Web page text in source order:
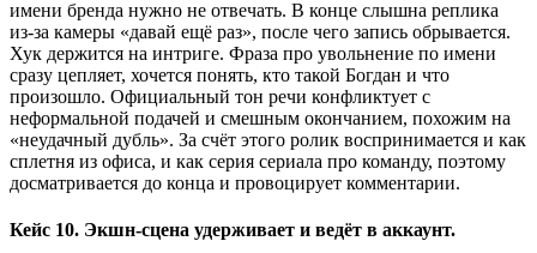
имени бренда нужно не отвечать. В конце слышна реплика
из‑за камеры «давай ещё раз», после чего запись обрывается.
Хук держится на интриге. Фраза про увольнение по имени
сразу цепляет, хочется понять, кто такой Богдан и что
произошло. Официальный тон речи конфликтует с
неформальной подачей и смешным окончанием, похожим на
«неудачный дубль». За счёт этого ролик воспринимается и как
сплетня из офиса, и как серия сериала про команду, поэтому
досматривается до конца и провоцирует комментарии.
Кейс 10. Экшн‑сцена удерживает и ведёт в аккаунт.